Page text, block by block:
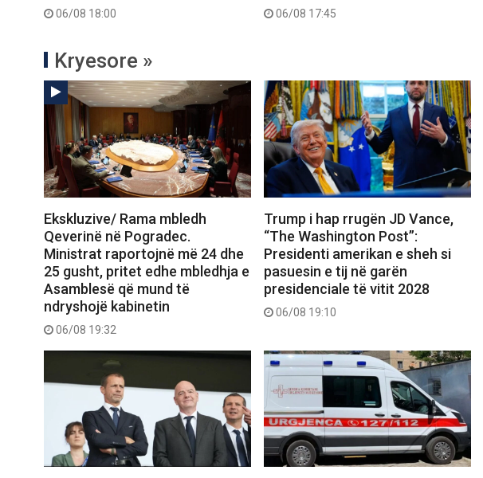
06/08 18:00 06/08 17:45
Kryesore »
Ekskluzive/ Rama mbledh
Qeverinë në Pogradec.
Ministrat raportojnë më 24 dhe
25 gusht, pritet edhe mbledhja e
Asamblesë që mund të
ndryshojë kabinetin
06/08 19:32
Trump i hap rrugën JD Vance,
“The Washington Post”:
Presidenti amerikan e sheh si
pasuesin e tij në garën
presidenciale të vitit 2028
06/08 19:10